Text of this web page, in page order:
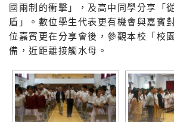
國兩制的衝擊」，及高中同學分享「
盾」。數位學生代表更有機會與嘉賓
位嘉賓更在分享會後，參觀本校「校
備，近距離接觸水母。